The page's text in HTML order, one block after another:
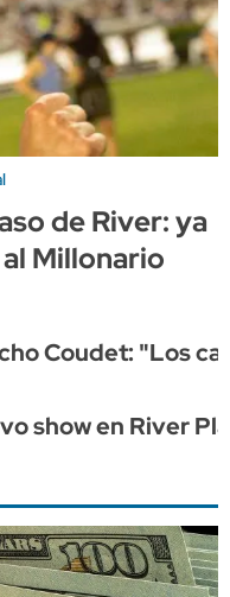
de River: ya
Millonario
Coudet: "Los
show en River